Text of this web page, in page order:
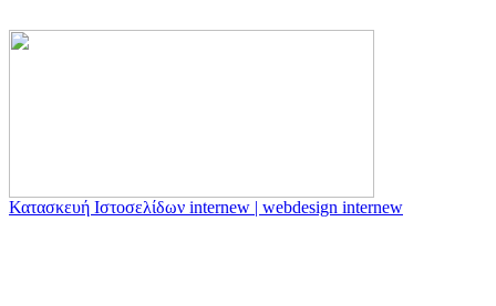
Κατασκευή Ιστοσελίδων internew | webdesign internew